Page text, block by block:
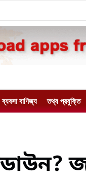
ব্যবসা বাণিজ্য তথ্য প্রযুক্তি